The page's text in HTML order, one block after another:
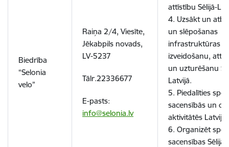
Biedrība
“Selonia
velo”
Raiņa 2/4, Viesīte,
Jēkabpils novads,
LV-5237
Tālr.22336677
E-pasts:
info@selonia.lv
attīstību Sēlijā-
4. Uzsākt un
un slēpošanas
infrastruktūras
izveidošanu,
un uzturēšanu
Latvijā.
5. Piedalīties
sacensībās un
aktivitātēs
6. Organizēt
sacensības